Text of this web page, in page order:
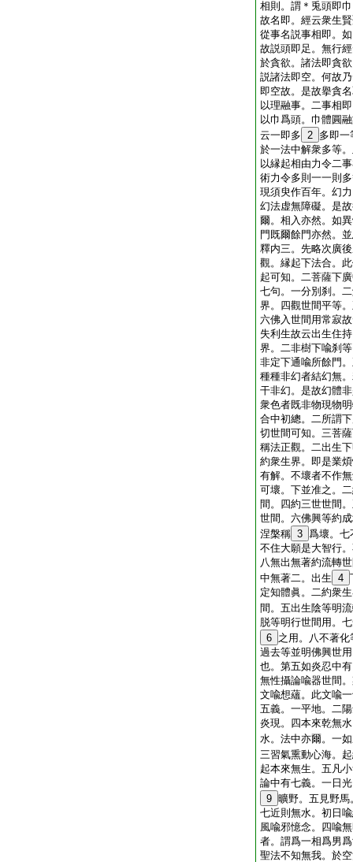
相則。謂＊兎頭即
故名即。經云衆生
從事名説事相即。
故説頭即足。無行
於貪欲。諸法即貪
説諸法即空。何故
即空故。是故擧貪
以理融事。二事相
以巾爲頭。巾體圓
云一即多 2 多即一
於一法中解衆多等
以縁起相由力令二
術力令多則一一則
現須臾作百年。幻
幻法虚無障礙。是
爾。相入亦然。如
門既爾餘門亦然。
釋内三。先略次廣
觀。縁起下法合。
起可知。二菩薩下
七句。一分別刹。
界。四觀世間平等
六佛入世間用常寂
失利生故云出生住
界。二非樹下喩刹
非定下通喩所餘門
種種非幻者結幻無
干非幻。是故幻體
衆色者既非物現物
合中初總。二所謂
切世間可知。三菩
稱法正觀。二出生
約衆生界。即是業
有解。不壞者不作
可壞。下並准之。
間。四約三世世間
世間。六佛興等約
涅槃稱 3 爲壞。七
不住大願是大智行
八無出無著約流轉
中無著二。出生 4
定知體眞。二約衆
間。五出生陰等明
脱等明行世間用。
6 之用。八不著
過去等並明佛興世
也。第五如炎忍中
無性攝論喩器世間
文喩想蘊。此文喩
五義。一平地。二
炎現。四本來乾無
水。法中亦爾。一
三習氣熏動心海。
起本來無生。五凡
論中有七義。一日
9 曠野。五見野
七近則無水。初日
風喩邪憶念。四喩
者。謂爲一相爲男
聖法不知無我。於